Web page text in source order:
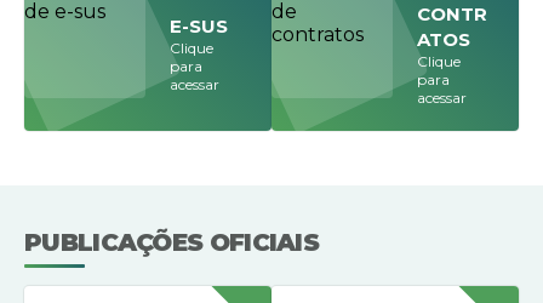
E-SUS
Clique
para
acessar
CONTR
ATOS
Clique
para
acessar
PUBLICAÇÕES OFICIAIS